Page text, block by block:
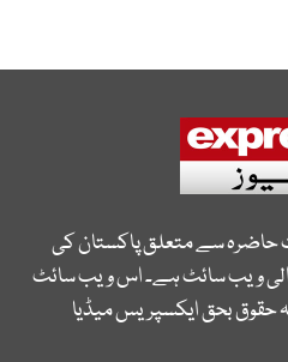
حاضرہ سے متعلق پاکستان کی
ویب سائٹ ہے۔ اس ویب سائٹ
حقوق بحق ایکسپریس میڈیا